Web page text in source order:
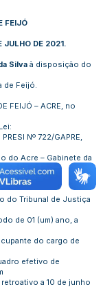
FEIJÓ
JULHO DE 2021.
Silva à disposição do
de Feijó.
FEIJÓ – ACRE, no
Nº 722/GAPRE,
do Acre – Gabinete da
do Tribunal de Justiça
de 01 (um) ano, a
do cargo de
efetivo de
a 10 de junho